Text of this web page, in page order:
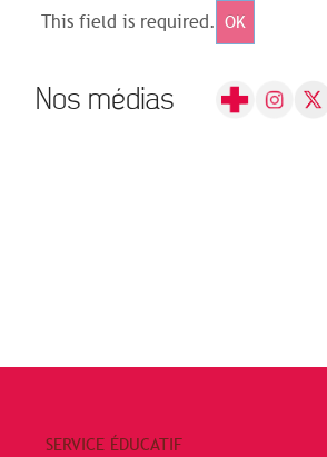
This field is required. OK
Nos médias
SERVICE ÉDUCATIF